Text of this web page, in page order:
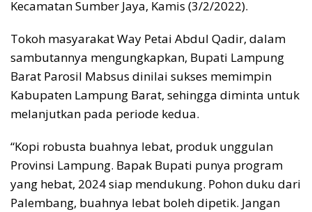
Kecamatan Sumber Jaya, Kamis (3/2/2022).
Tokoh masyarakat Way Petai Abdul Qadir, dalam
sambutannya mengungkapkan, Bupati Lampung
Barat Parosil Mabsus dinilai sukses memimpin
Kabupaten Lampung Barat, sehingga diminta untuk
melanjutkan pada periode kedua.
“Kopi robusta buahnya lebat, produk unggulan
Provinsi Lampung. Bapak Bupati punya program
yang hebat, 2024 siap mendukung. Pohon duku dari
Palembang, buahnya lebat boleh dipetik. Jangan